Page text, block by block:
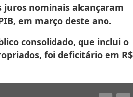
juros nominais alcançaram
em março deste ano.
consolidado, que inclui o
foi deficitário em R$